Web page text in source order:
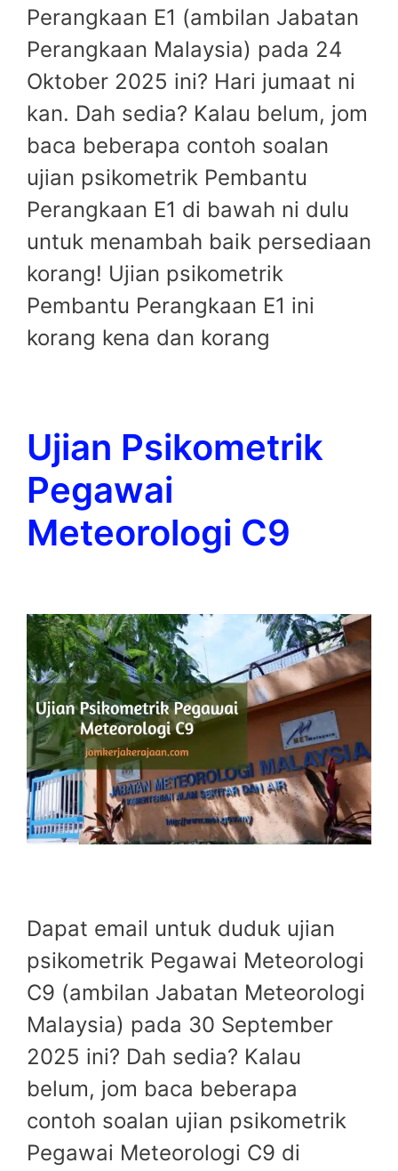
Perangkaan E1 (ambilan Jabatan
Perangkaan Malaysia) pada 24
Oktober 2025 ini? Hari jumaat ni
kan. Dah sedia? Kalau belum, jom
baca beberapa contoh soalan
ujian psikometrik Pembantu
Perangkaan E1 di bawah ni dulu
untuk menambah baik persediaan
korang! Ujian psikometrik
Pembantu Perangkaan E1 ini
korang kena dan korang
Ujian Psikometrik
Pegawai
Meteorologi C9
Dapat email untuk duduk ujian
psikometrik Pegawai Meteorologi
C9 (ambilan Jabatan Meteorologi
Malaysia) pada 30 September
2025 ini? Dah sedia? Kalau
belum, jom baca beberapa
contoh soalan ujian psikometrik
Pegawai Meteorologi C9 di